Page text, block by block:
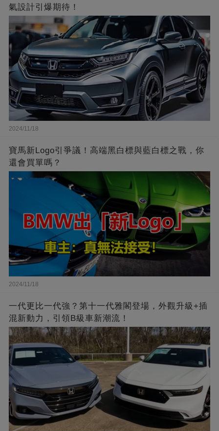
氣設計引爆期待！
2024/11/18
寶馬新Logo引爭議！高端黑白標與藍白標之戰，你
還會買單嗎？
2024/11/18
一代更比一代強？第十一代雅閣登場，外觀升級+插
混新動力，引領B級車新潮流！